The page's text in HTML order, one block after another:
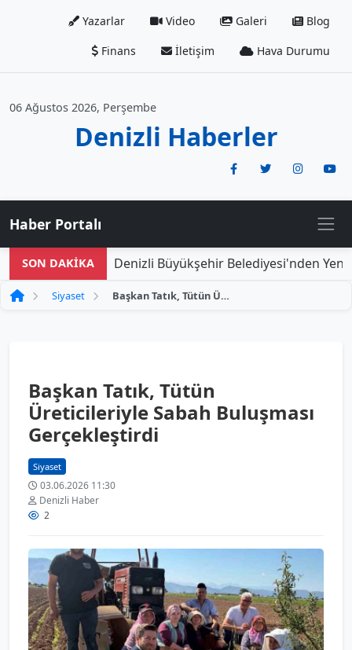
Yazarlar Video Galeri
Blog
Finans
İletişim Hava Durumu
06 Ağustos 2026, Perşembe
Denizli Haberler
Haber Portalı
SON DAKİKA Denizli Büyükşehir Belediyesi'nden Yeni
Siyaset Başkan Tatık, Tütün Üreticileriyle Sabah Buluşması Gerçekleştirdi
Başkan Tatık, Tütün
Üreticileriyle Sabah Buluşması
Gerçekleştirdi
Siyaset
03.06.2026 11:30
Denizli Haber
2